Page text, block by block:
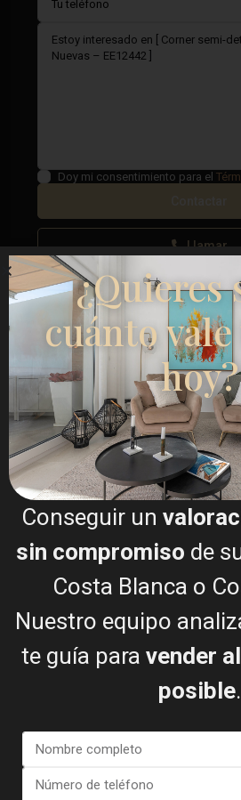
Doy mi consentimiento para el
Llamar
WhatsApp
Planos de planta
¿Quieres
cuánto vale
hoy?
Conseguir un
sin compromiso de
Costa Blanca o
Nuestro equipo
te guía para vender
posible.